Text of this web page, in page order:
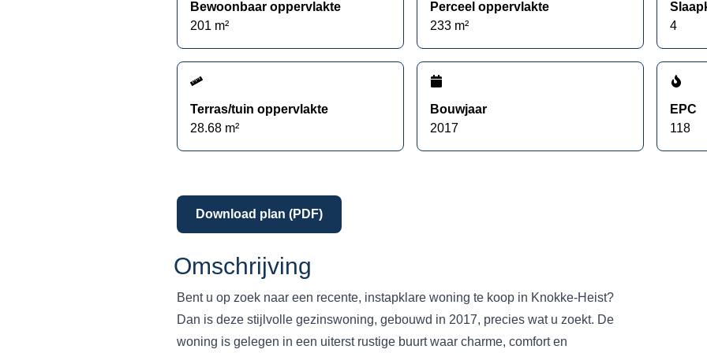
Bewoonbaar oppervlakte
201 m²
Perceel oppervlakte
233 m²
4
Terras/tuin oppervlakte
28.68 m²
Bouwjaar
2017
EPC
118
Download plan (PDF)
Omschrijving
Bent u op zoek naar een recente, instapklare woning te koop in Knokke-Heist?
Dan is deze stijlvolle gezinswoning, gebouwd in 2017, precies wat u zoekt. De
woning is gelegen in een uiterst rustige buurt waar charme, comfort en